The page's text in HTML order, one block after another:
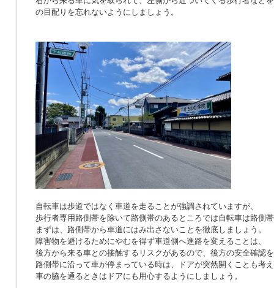
の目配りを忘れないようにしましょう。
自転車は歩道ではなく車道を走ることが強調されていますが、
歩行者専用路側帯を除いて路側帯のあるところでは自転車は路側
まずは、路側帯から車道にはみ出さないことを徹底しましょう。
障害物を避けるためにやむを得ず車道側へ進路を変えることは、
後方から来る車との接触するリスクがあるので、後方の安全確認
路側帯に沿って車が停まっている時は、ドアが突然開くことも考
車の脇を通るときはドアにも用心するようにしましょう。